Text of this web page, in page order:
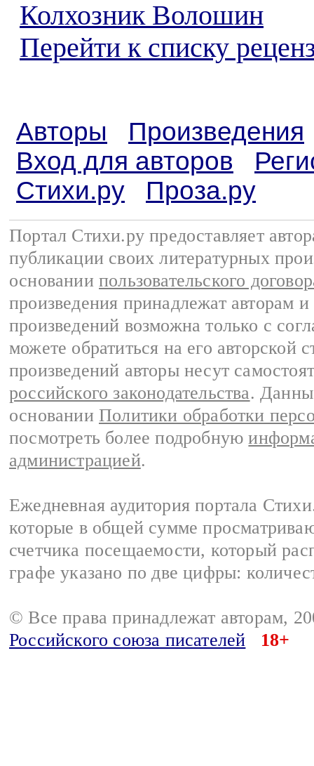
Колхозник Волошин
Перейти к списку
Авторы
Произведения
Вход для авторов
Стихи.ру
Проза.ру
Портал Стихи.ру предоставляет
публикации своих литературных
основании пользовательского
произведения принадлежат авторам
произведений возможна только с
можете обратиться на его авторской
произведений авторы несут
российского законодательства.
основании Политики обработки
посмотреть более подробную
администрацией.
Ежедневная аудитория портала
которые в общей сумме
счетчика посещаемости, который
графе указано по две цифры:
© Все права принадлежат авторам,
Российского союза писателей
18+